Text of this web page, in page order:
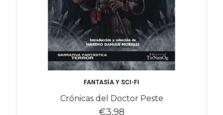
FANTASÍA Y SCI-FI
Crónicas del Doctor Peste
€3,98